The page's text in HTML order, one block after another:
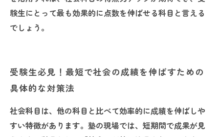
験生にとって最も効果的に点数を伸ばせる科目と言える
でしょう。
受験生必見！最短で社会の成績を伸ばすための
具体的な対策法
社会科目は、他の科目と比べて効率的に成績を伸ばしや
すい特徴があります。塾の現場では、短期間で成果が見